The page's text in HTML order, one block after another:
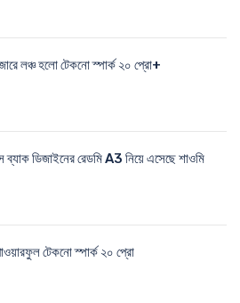
লঞ্চ হলো টেকনো স্পার্ক ২০ প্রো+
ব্যাক ডিজাইনের রেডমি A3 নিয়ে এসেছে শাওমি
টেকনো স্পার্ক ২০ প্রো